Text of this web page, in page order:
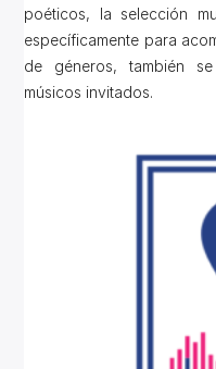
poéticos, la selección
específicamente para
de géneros, también
músicos invitados.